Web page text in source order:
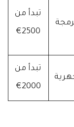
تبدأ من
2500€
تبدأ من
2000€